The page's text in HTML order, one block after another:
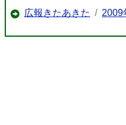
広報きたあきた 2009